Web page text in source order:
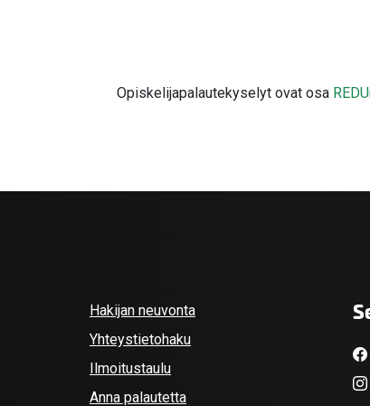
Opiskelijapalautekyselyt ovat osa
Hakijan neuvonta
Yhteystietohaku
Ilmoitustaulu
Anna palautetta